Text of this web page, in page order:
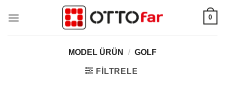
atla
0
MODEL ÜRÜN / GOLF
FILTRELE